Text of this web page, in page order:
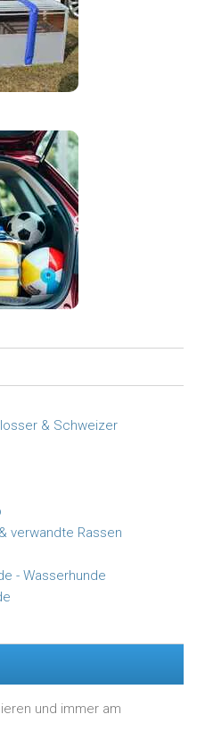
& Schweizer
verwandte Rassen
- Wasserhunde
und immer am